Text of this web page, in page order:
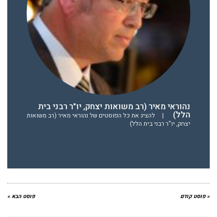
נהוראי מאיר (רב משואות יצחק, יו"ר רבני בית
הלל) |
להציג את כל הפוסטים של נהוראי מאיר (רב משואות
יצחק, יו"ר רבני בית הלל)
« פוסט קודם פוסט הבא »